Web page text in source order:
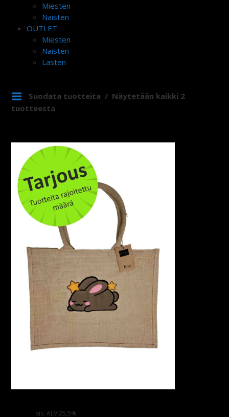
Miesten
Naisten
OUTLET
Miesten
Naisten
Lasten
Suodata tuotteita
Näytetään kaikki 2
tuotteesta
sis. ALV 25,5%